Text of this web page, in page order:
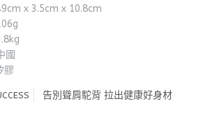
x 3.5cm x 10.8cm
國
膠
告別聳肩駝背 拉出健康好身材